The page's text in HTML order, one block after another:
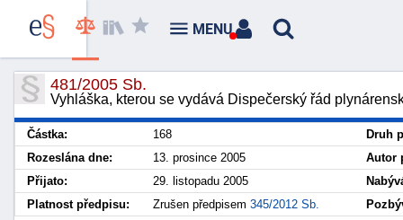
481/2005 Sb.
Vyhláška, kterou se vydává Dispečerský řád
Částka: 168
Druh
Rozeslána dne:
13. prosince 2005
Autor
Přijato:
29. listopadu 2005
Platnost předpisu:
Zrušen předpisem 345/2012 Sb.
MENU